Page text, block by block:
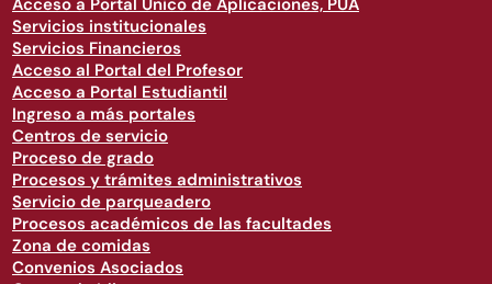
Acceso a Portal Único de Aplicaciones, PUA
Servicios institucionales
Servicios Financieros
Acceso al Portal del Profesor
Acceso a Portal Estudiantil
Ingreso a más portales
Centros de servicio
Proceso de grado
Procesos y trámites administrativos
Servicio de parqueadero
Procesos académicos de las facultades
Zona de comidas
Convenios Asociados